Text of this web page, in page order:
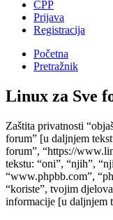
ČPP
Prijava
Registracija
Početna
Pretražnik
Linux za Sve
Zaštita privatnosti
forum” [u daljnjem
forum”, “https://
tekstu: “oni”, “njih”,
“www.phpbb.com”,
“koriste”, tvojim
informacije [u daljnjem